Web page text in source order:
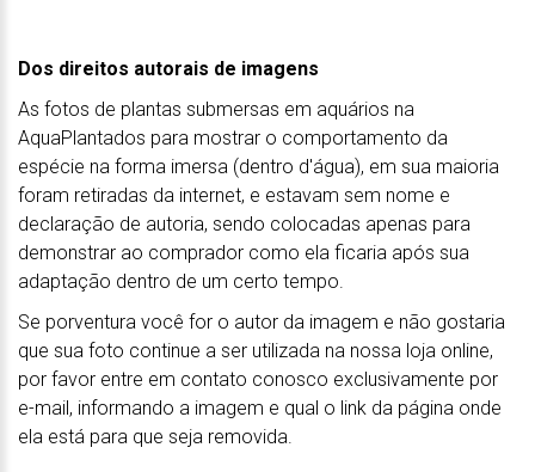
Dos direitos autorais de imagens
As fotos de plantas submersas em aquários na
AquaPlantados para mostrar o comportamento da
espécie na forma imersa (dentro d'água), em sua maioria
foram retiradas da internet, e estavam sem nome e
declaração de autoria, sendo colocadas apenas para
demonstrar ao comprador como ela ficaria após sua
adaptação dentro de um certo tempo.
Se porventura você for o autor da imagem e não gostaria
que sua foto continue a ser utilizada na nossa loja online,
por favor entre em contato conosco exclusivamente por
e-mail, informando a imagem e qual o link da página onde
ela está para que seja removida.